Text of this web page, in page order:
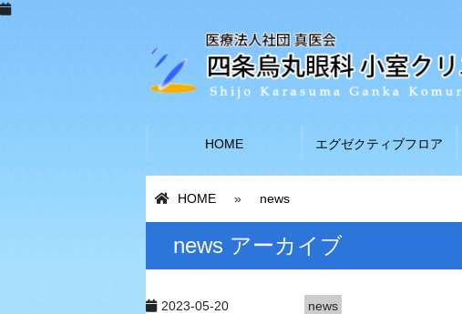
HOME エグゼクティブフロア
HOME » news
news アーカイブ
2023-05-20 news